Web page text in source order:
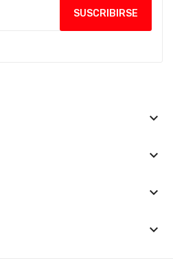
keyboard_arrow_down
keyboard_arrow_down
keyboard_arrow_down
keyboard_arrow_down